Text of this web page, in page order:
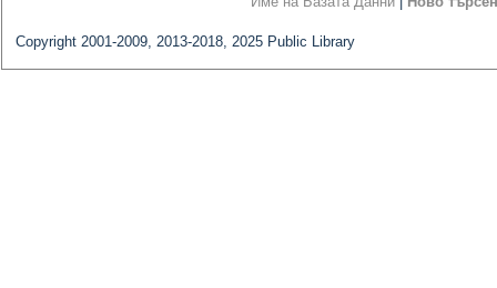
Copyright 2001-2009, 2013-2018, 2025 Public Library